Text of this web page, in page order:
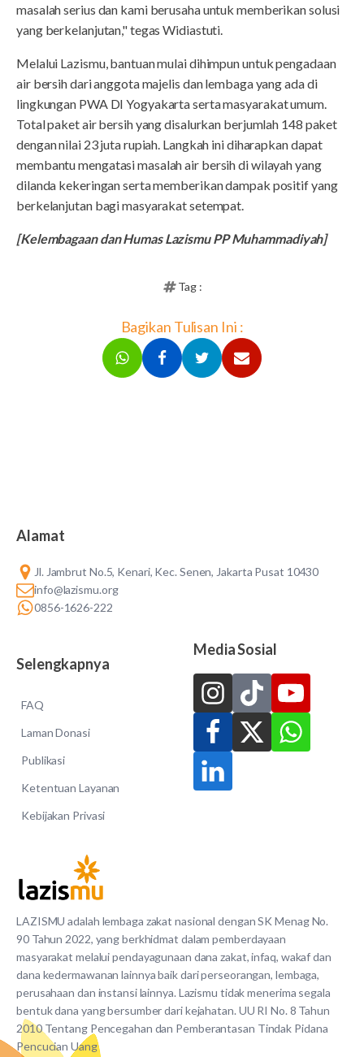
masalah serius dan kami berusaha untuk memberikan solusi
yang berkelanjutan," tegas Widiastuti.
Melalui Lazismu, bantuan mulai dihimpun untuk pengadaan
air bersih dari anggota majelis dan lembaga yang ada di
lingkungan PWA DI Yogyakarta serta masyarakat umum.
Total paket air bersih yang disalurkan berjumlah 148 paket
dengan nilai 23 juta rupiah. Langkah ini diharapkan dapat
membantu mengatasi masalah air bersih di wilayah yang
dilanda kekeringan serta memberikan dampak positif yang
berkelanjutan bagi masyarakat setempat.
[Kelembagaan dan Humas Lazismu PP Muhammadiyah]
Tag :
Bagikan Tulisan Ini :
LAZISMU adalah lembaga zakat nasional dengan SK Menag No.
90 Tahun 2022, yang berkhidmat dalam pemberdayaan
masyarakat melalui pendayagunaan dana zakat, infaq, wakaf dan
dana kedermawanan lainnya baik dari perseorangan, lembaga,
perusahaan dan instansi lainnya. Lazismu tidak menerima segala
bentuk dana yang bersumber dari kejahatan. UU RI No. 8 Tahun
2010 Tentang Pencegahan dan Pemberantasan Tindak Pidana
Pencucian Uang
Alamat
Jl. Jambrut No.5, Kenari, Kec. Senen, Jakarta Pusat 10430
info@lazismu.org
0856-1626-222
Selengkapnya
FAQ
Laman Donasi
Publikasi
Ketentuan Layanan
Kebijakan Privasi
Media Sosial